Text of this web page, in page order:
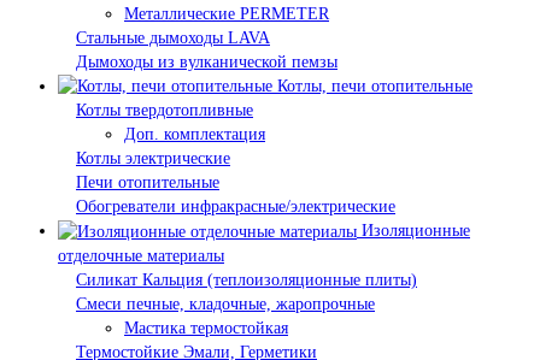
Металлические PERMETER
Стальные дымоходы LAVA
Дымоходы из вулканической пемзы
Котлы, печи отопительные
Котлы твердотопливные
Доп. комплектация
Котлы электрические
Печи отопительные
Обогреватели инфракрасные/электрические
Изоляционные
отделочные материалы
Силикат Кальция (теплоизоляционные плиты)
Смеси печные, кладочные, жаропрочные
Мастика термостойкая
Термостойкие Эмали, Герметики